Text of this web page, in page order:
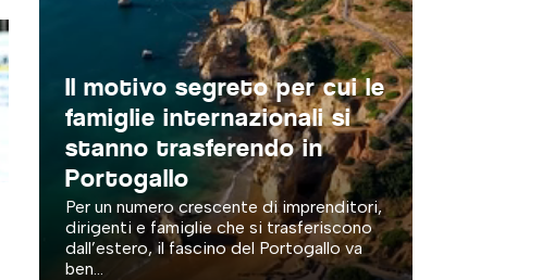
Il motivo segreto per cui le
famiglie internazionali si
stanno trasferendo in
Portogallo
Per un numero crescente di imprenditori,
dirigenti e famiglie che si trasferiscono
dall’estero, il fascino del Portogallo va
ben...